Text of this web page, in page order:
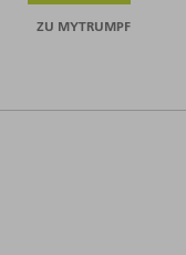
ZU MYTRUMPF